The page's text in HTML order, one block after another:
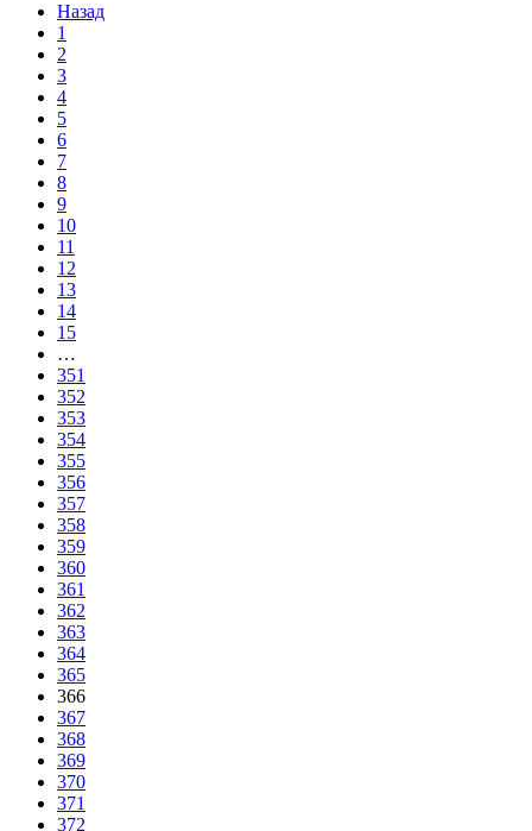
Назад
1
2
3
4
5
6
7
8
9
10
11
12
13
14
15
…
351
352
353
354
355
356
357
358
359
360
361
362
363
364
365
366
367
368
369
370
371
372